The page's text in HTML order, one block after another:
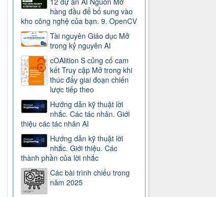
hàng đầu để bổ sung vào
kho công nghệ của bạn. 9. OpenCV
Tài nguyên Giáo dục Mở
trong kỷ nguyên AI
cOAlition S củng cố cam
kết Truy cập Mở trong khi
thúc đẩy giai đoạn chiến
lược tiếp theo
Hướng dẫn kỹ thuật lời
nhắc. Các tác nhân. Giới
thiệu các tác nhân AI
Hướng dẫn kỹ thuật lời
nhắc. Giới thiệu. Các
thành phần của lời nhắc
Các bài trình chiếu trong
năm 2025